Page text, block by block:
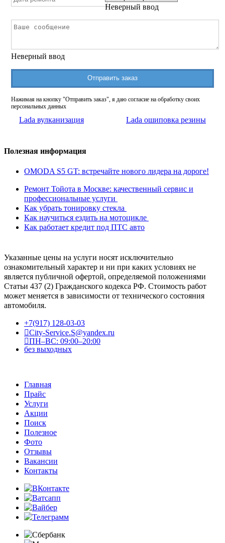
Неверный ввод
Неверный ввод
Отправить заказ
Нажимая на кнопку "Отправить заказ", я даю согласие на обработку своих
персональных данных
Lada вулканизация Lada ошиповка резины
Полезная информация
OMODA S5 GT: встречайте нового лидера на дороге!
Ремонт Тойота в Москве: качественный сервис и
профессиональные услуги
Как убрать тонировку стекла
Как научиться ездить на мотоцикле
Как работает кредит под ПТС авто
Указанные цены на услуги носят исключительно
ознакомительный характер и ни при каких условиях не
является публичной офертой, определяемой положениями
Статьи 437 (2) Гражданского кодекса РФ. Стоимость работ
может меняется в зависимости от технического состояния
автомобиля.
+7(917) 128-03-03
City-Service.S@yandex.ru
ПН–ВС: 09:00–20:00
без выходных
Главная
Прайс
Услуги
Акции
Поиск
Полезное
Фото
Отзывы
Вакансии
Контакты